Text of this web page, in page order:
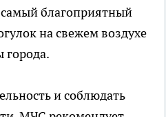
самый благоприятный
на свежем воздухе
города.
и соблюдать